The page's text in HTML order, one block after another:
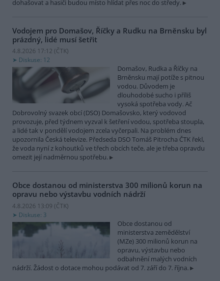
dohašovat a hasiči budou místo hlídat přes noc do středy.
Vodojem pro Domašov, Říčky a Rudku na Brněnsku byl
prázdný, lidé musí šetřit
4.8.2026 17:12 (ČTK)
Diskuse: 12
Domašov, Rudka a Říčky na
Brněnsku mají potíže s pitnou
vodou. Důvodem je
dlouhodobé sucho i příliš
vysoká spotřeba vody. Ač
Dobrovolný svazek obcí (DSO) Domašovsko, který vodovod
provozuje, před týdnem vyzval k šetření vodou, spotřeba stoupla,
a lidé tak v pondělí vodojem zcela vyčerpali. Na problém dnes
upozornila Česká televize. Předseda DSO Tomáš Pitrocha ČTK řekl,
že voda nyní z kohoutků ve třech obcích teče, ale je třeba opravdu
omezit její nadměrnou spotřebu.
Obce dostanou od ministerstva 300 milionů korun na
opravu nebo výstavbu vodních nádrží
4.8.2026 13:09 (ČTK)
Diskuse: 3
Obce dostanou od
ministerstva zemědělství
(MZe) 300 milionů korun na
opravu, výstavbu nebo
odbahnění malých vodních
nádrží. Žádost o dotace mohou podávat od 7. září do 7. října.